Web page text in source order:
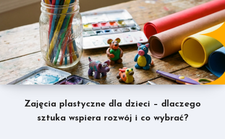
Zajęcia plastyczne dla dzieci – dlaczego
sztuka wspiera rozwój i co wybrać?